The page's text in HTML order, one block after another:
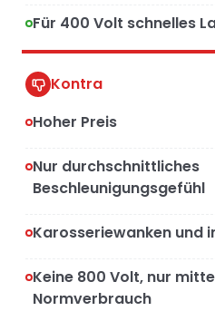
Für 400 Volt schnelles
Kontra
Hoher Preis
Nur durchschnittliches
Beschleunigungsgefühl
Karosseriewanken und
Keine 800 Volt, nur
Normverbrauch